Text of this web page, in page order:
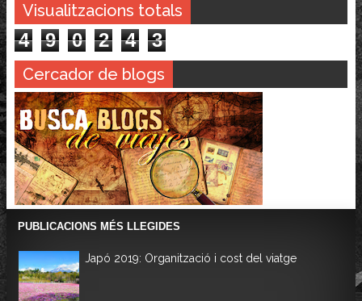
Visualitzacions totals
4 9 0 2 4 3
Cercador de blogs
PUBLICACIONS MÉS LLEGIDES
Japó 2019: Organització i cost del viatge